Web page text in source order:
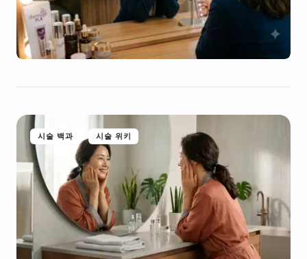
시술 백과 시술 위키